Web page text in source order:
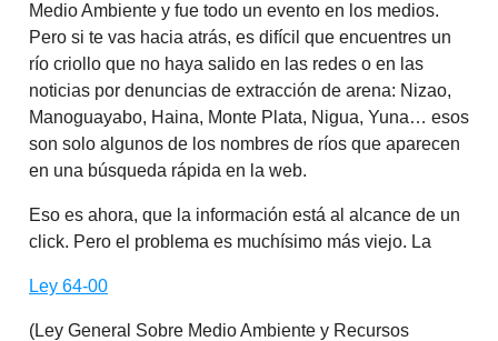
Medio Ambiente y fue todo un evento en los medios.
Pero si te vas hacia atrás, es difícil que encuentres un
río criollo que no haya salido en las redes o en las
noticias por denuncias de extracción de arena: Nizao,
Manoguayabo, Haina, Monte Plata, Nigua, Yuna… esos
son solo algunos de los nombres de ríos que aparecen
en una búsqueda rápida en la web.
Eso es ahora, que la información está al alcance de un
click. Pero el problema es muchísimo más viejo. La
Ley 64-00
(Ley General Sobre Medio Ambiente y Recursos